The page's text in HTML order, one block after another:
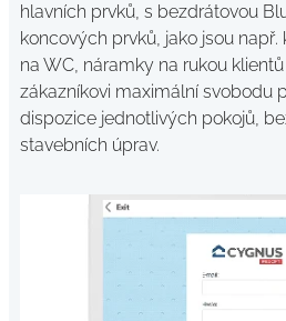
hlavních prvků, s bezdrátovou
koncových prvků, jako jsou
na WC, náramky na rukou
zákazníkovi maximální svobodu
dispozice jednotlivých pokojů,
stavebních úprav.